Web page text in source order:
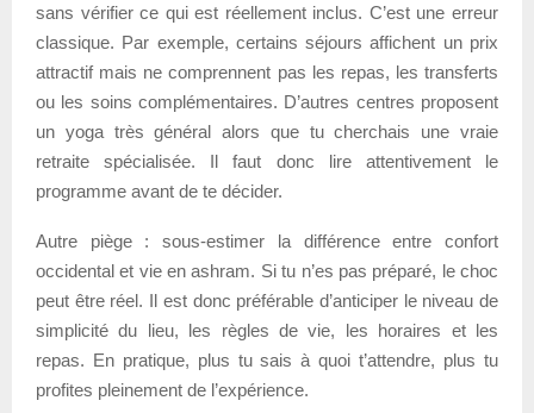
sans vérifier ce qui est réellement inclus. C’est une erreur
classique. Par exemple, certains séjours affichent un prix
attractif mais ne comprennent pas les repas, les transferts
ou les soins complémentaires. D’autres centres proposent
un yoga très général alors que tu cherchais une vraie
retraite spécialisée. Il faut donc lire attentivement le
programme avant de te décider.
Autre piège : sous-estimer la différence entre confort
occidental et vie en ashram. Si tu n’es pas préparé, le choc
peut être réel. Il est donc préférable d’anticiper le niveau de
simplicité du lieu, les règles de vie, les horaires et les
repas. En pratique, plus tu sais à quoi t’attendre, plus tu
profites pleinement de l’expérience.